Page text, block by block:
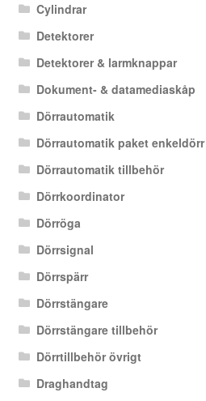
Cylindrar
Detektorer
Detektorer & larmknappar
Dokument- & datamediaskåp
Dörrautomatik
Dörrautomatik paket enkeldörr
Dörrautomatik tillbehör
Dörrkoordinator
Dörröga
Dörrsignal
Dörrspärr
Dörrstängare
Dörrstängare tillbehör
Dörrtillbehör övrigt
Draghandtag